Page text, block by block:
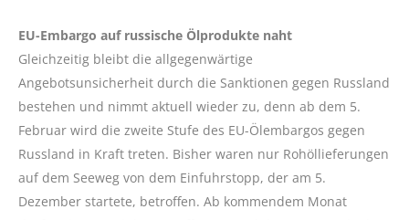
EU-Embargo auf russische Ölprodukte naht
Gleichzeitig bleibt die allgegenwärtige
Angebotsunsicherheit durch die Sanktionen gegen Russland
bestehen und nimmt aktuell wieder zu, denn ab dem 5.
Februar wird die zweite Stufe des EU-Ölembargos gegen
Russland in Kraft treten. Bisher waren nur Rohöllieferungen
auf dem Seeweg von dem Einfuhrstopp, der am 5.
Dezember startete, betroffen. Ab kommendem Monat